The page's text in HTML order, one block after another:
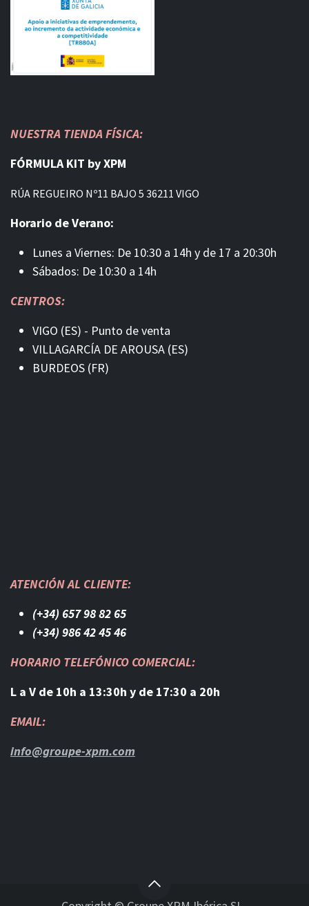
NUESTRA TIENDA FÍSICA:
FÓRMULA KIT by XPM
RÚA REGUEIRO Nº11 BAJO 5 36211 VIGO
Horario de Verano:
Lunes a Viernes: De 10:30 a 14h y de 17 a 20:30h
Sábados: De 10:30 a 14h
CENTROS:
VIGO (ES) - Punto de venta
VILLAGARCÍA DE AROUSA (ES)
BURDEOS (FR)
ATENCIÓN AL CLIENTE:
(+34) 657 98 82 65
(+34) 986 42 45 46​
HORARIO TELEFÓNICO COMERCIAL:
L a V de 10h a 13:30h y de 17:30 a 20h
EMAIL:
info@groupe-xpm.com